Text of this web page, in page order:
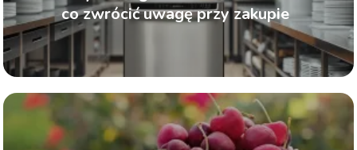
co zwrócić uwagę przy zakupie